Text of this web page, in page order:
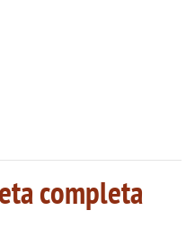
completa